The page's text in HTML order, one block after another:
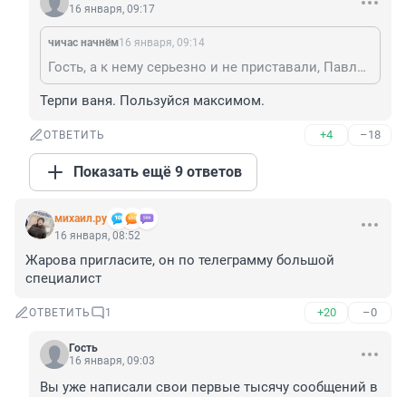
16 января, 09:17
чичас начнём16 января, 09:14
Гость, а к нему серьезно и не приставали, Павлик проект фэйсов, телега для них всегда открыта как и ВК...
Терпи ваня. Пользуйся максимом.
ОТВЕТИТЬ +4 –18
Показать ещё 9 ответов
михаил.ру
16 января, 08:52
Жарова пригласите, он по телеграмму большой
специалист
ОТВЕТИТЬ 1 +20 –0
Гость
16 января, 09:03
Вы уже написали свои первые тысячу сообщений в